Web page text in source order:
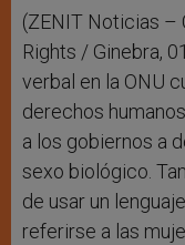
(ZENIT Noticias –
Rights / Ginebra,
verbal en la ONU
derechos
a los gobiernos a
sexo biológico.
de usar un
referirse a las